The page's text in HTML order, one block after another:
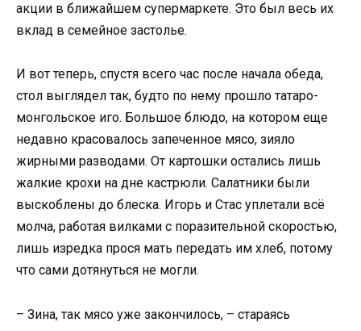
акции в ближайшем супермаркете. Это был весь их
вклад в семейное застолье.
И вот теперь, спустя всего час после начала обеда,
стол выглядел так, будто по нему прошло татаро-
монгольское иго. Большое блюдо, на котором еще
недавно красовалось запеченное мясо, зияло
жирными разводами. От картошки остались лишь
жалкие крохи на дне кастрюли. Салатники были
выскоблены до блеска. Игорь и Стас уплетали всё
молча, работая вилками с поразительной скоростью,
лишь изредка прося мать передать им хлеб, потому
что сами дотянуться не могли.
– Зина, так мясо уже закончилось, – стараясь